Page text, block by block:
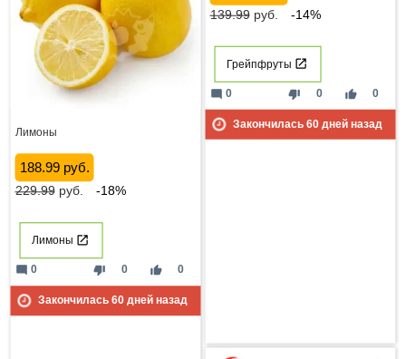
139.99руб. -14%
Грейпфруты
thumb_down 0 thumb_up 0
mode_comment 0
Закончилась 60дней назад
Лимоны
188.99 руб.
229.99руб. -18%
Лимоны
thumb_down 0 thumb_up 0
mode_comment 0
Закончилась 60дней назад